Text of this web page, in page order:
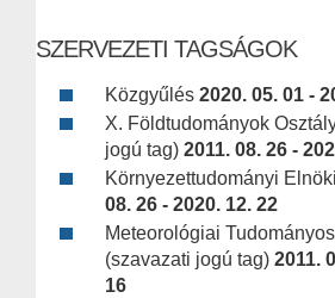
SZERVEZETI TAGSÁGOK
Közgyűlés 2020. 05. 01 -
X. Földtudományok
jogú tag) 2011. 08. 26 -
Környezettudományi
08. 26 - 2020. 12. 22
Meteorológiai
(szavazati jogú tag) 2011.
16